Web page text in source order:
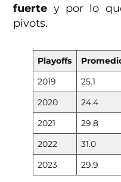
fuerte y por lo
pivots.
Playoffs
2019
25.1
2020
24.4
2021
29.8
2022
31.0
2023
29.9